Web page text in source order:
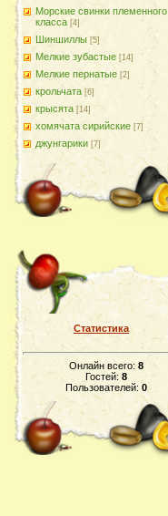
Морские свинки племенного
класса [4]
Шиншиллы [5]
Мелкие зубастые [14]
Мелкие пернатые [2]
крольчата [6]
крысята [14]
хомячата сирийские [7]
джунгарики [7]
Статистика
Онлайн всего: 8
Гостей: 8
Пользователей: 0